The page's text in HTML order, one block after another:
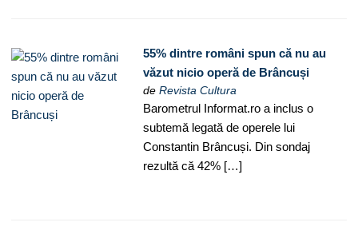
55% dintre români spun că nu au
văzut nicio operă de Brâncuși
deRevista Cultura
Barometrul Informat.ro a inclus o
subtemă legată de operele lui
Constantin Brâncuși. Din sondaj
rezultă că 42% […]